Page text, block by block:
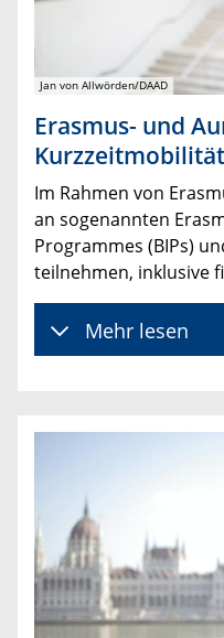
Jan von Allwörden/DAAD
Erasmus- und
Im Rahmen von
an sogenannten
Programmes (BIPs)
teilnehmen, inklusive
Mehr lesen